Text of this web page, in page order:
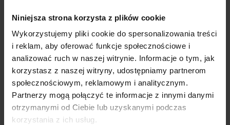
Niniejsza strona korzysta z plików cookie
Wykorzystujemy pliki cookie do spersonalizowania treści
i reklam, aby oferować funkcje społecznościowe i
analizować ruch w naszej witrynie. Informacje o tym, jak
korzystasz z naszej witryny, udostępniamy partnerom
społecznościowym, reklamowym i analitycznym.
Partnerzy mogą połączyć te informacje z innymi danymi
otrzymanymi od Ciebie lub uzyskanymi podczas
korzystania z ich usług.
jednak inna, gdyby posiadane przez fundację aktywa
zbycia. Istotny zatem i decydujący jest cel
przyświecający fundacji rodzinnej, gdy nabywa
określone mienie. Do wyobrażenia jest sytuacja,
w której fundacja rodzinna nabywa mienie w celu
np. osiągania przychodów z najmu tego mienia
czy regulowania zobowiązań.
Podobne stanowisko zostało wyrażone